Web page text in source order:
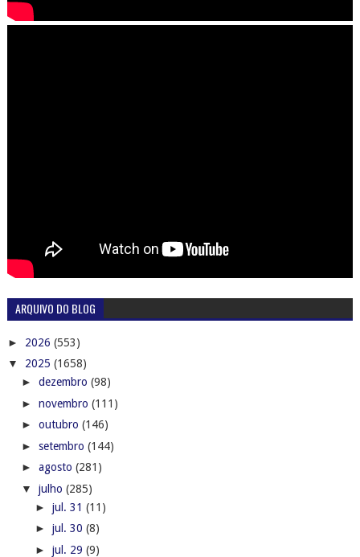
ARQUIVO DO BLOG
► 2026 (553)
▼ 2025 (1658)
► dezembro (98)
► novembro (111)
► outubro (146)
► setembro (144)
► agosto (281)
▼ julho (285)
► jul. 31 (11)
► jul. 30 (8)
► jul. 29 (9)